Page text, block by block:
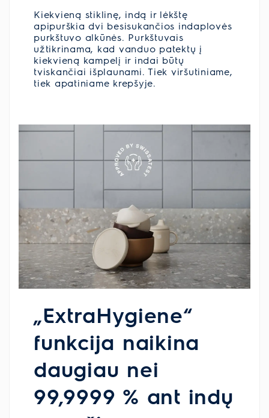
Kiekvieną stiklinę, indą ir lėkštę
apipurškia dvi besisukančios indaplovės
purkštuvo alkūnės. Purkštuvais
užtikrinama, kad vanduo patektų į
kiekvieną kampelį ir indai būtų
tviskančiai išplaunami. Tiek viršutiniame,
tiek apatiniame krepšyje.
„ExtraHygiene“
funkcija naikina
daugiau nei
99,9999 % ant indų